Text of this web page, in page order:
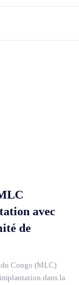
avec
de
Congo (MLC)
dans la